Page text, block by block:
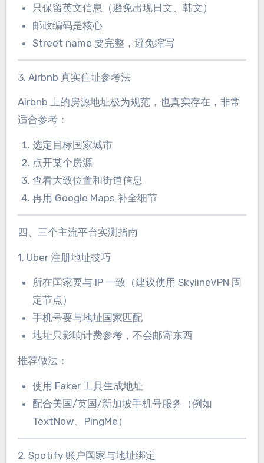
只保留英文信息（避免出现日文、韩文）
邮政编码是核心
Street name 要完整，避免缩写
3. Airbnb 真实住址参考法
Airbnb 上的房源地址极为规范，也真实存在，非常
适合参考：
选定目标国家城市
点开某个房源
查看大致位置和街道信息
再用 Google Maps 补全细节
四、三个主流平台实测指南
1. Uber 注册地址技巧
所在国家要与 IP 一致（建议使用 SkylineVPN 固
定节点）
手机号要与地址国家匹配
地址只影响计费参考，不会邮寄东西
推荐做法：
使用 Faker 工具生成地址
配合美国/英国/新加坡手机号服务（例如
TextNow、PingMe）
2. Spotify 账户国家与地址绑定